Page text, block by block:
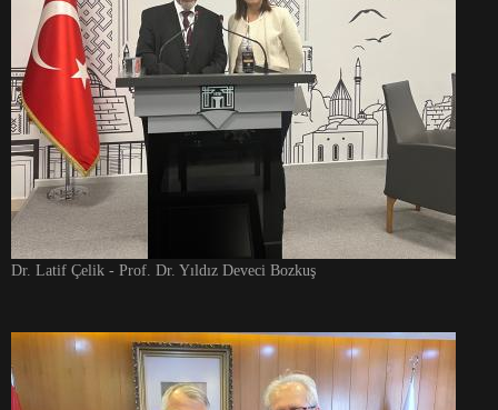
Dr. Latif Çelik - Prof. Dr. Yıldız Deveci Bozkuş